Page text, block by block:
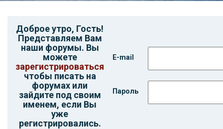
Доброе утро, Гость!
Представляем Вам
наши форумы. Вы
можете
зарегистрироваться
чтобы писать на
форумах или
зайдите под своим
именем, если Вы
уже
регистрировались.
E-mail
Пароль